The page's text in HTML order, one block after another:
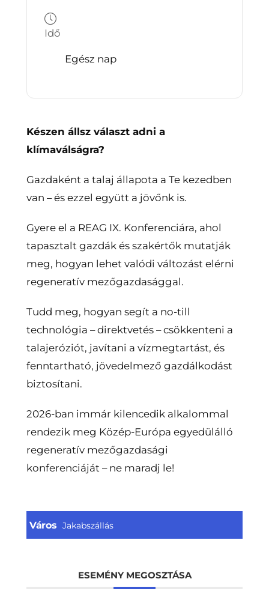
Idő
Egész nap
Készen állsz választ adni a
klímaválságra?
Gazdaként a talaj állapota a Te kezedben
van – és ezzel együtt a jövőnk is.
Gyere el a REAG IX. Konferenciára, ahol
tapasztalt gazdák és szakértők mutatják
meg, hogyan lehet valódi változást elérni
regeneratív mezőgazdasággal.
Tudd meg, hogyan segít a no-till
technológia – direktvetés – csökkenteni a
talajeróziót, javítani a vízmegtartást, és
fenntartható, jövedelmező gazdálkodást
biztosítani.
2026-ban immár kilencedik alkalommal
rendezik meg Közép-Európa egyedülálló
regeneratív mezőgazdasági
konferenciáját – ne maradj le!
Város Jakabszállás
ESEMÉNY MEGOSZTÁSA